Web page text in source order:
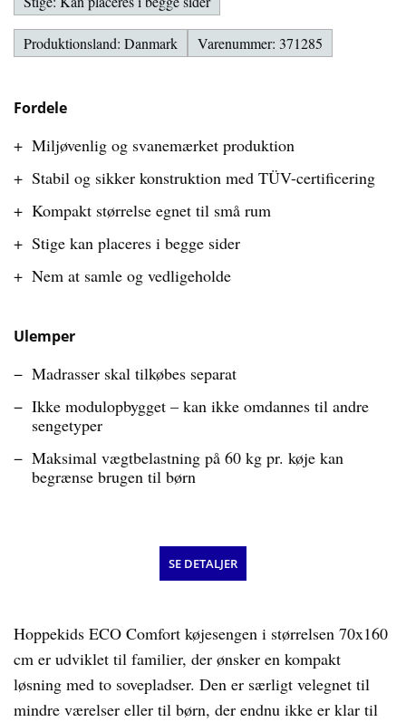
Hoppekids ECO Comfort køjesengen i størrelsen 70x160
cm er udviklet til familier, der ønsker en kompakt
løsning med to sovepladser. Den er særligt velegnet til
mindre værelser eller til børn, der endnu ikke er klar til
Fordele
Miljøvenlig og svanemærket produktion
Stabil og sikker konstruktion med TÜV-certificering
Kompakt størrelse egnet til små rum
Stige kan placeres i begge sider
Nem at samle og vedligeholde
Ulemper
Madrasser skal tilkøbes separat
Ikke modulopbygget – kan ikke omdannes til andre
sengetyper
Maksimal vægtbelastning på 60 kg pr. køje kan
begrænse brugen til børn
Produktionsland: Danmark Varenummer: 371285
SE DETALJER